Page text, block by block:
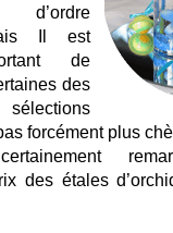
Il est
de
des
forcément plus
des étales